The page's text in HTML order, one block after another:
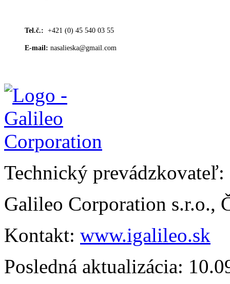
Tel.č.: +421 (0) 45 540 03 55
E-mail: nasalieska@gmail.com
Technický prevádzkovateľ:
Galileo Corporation s.r.o.,
Kontakt: www.igalileo.sk
Posledná aktualizácia: